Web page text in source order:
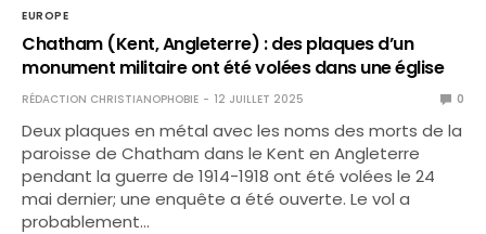
EUROPE
Chatham (Kent, Angleterre) : des plaques d’un
monument militaire ont été volées dans une église
RÉDACTION CHRISTIANOPHOBIE 12 JUILLET 2025 0
Deux plaques en métal avec les noms des morts de la
paroisse de Chatham dans le Kent en Angleterre
pendant la guerre de 1914-1918 ont été volées le 24
mai dernier; une enquête a été ouverte. Le vol a
probablement…